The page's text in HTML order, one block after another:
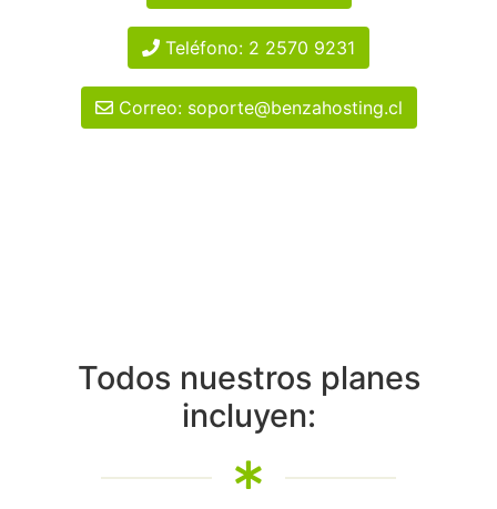
Teléfono: 2 2570 9231
Correo: soporte@benzahosting.cl
Todos nuestros planes
incluyen: